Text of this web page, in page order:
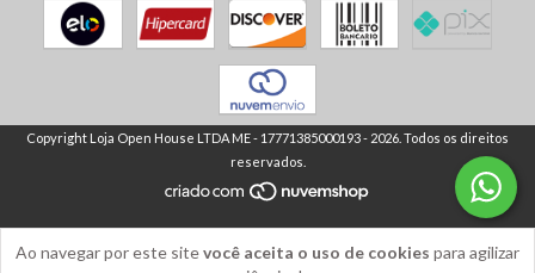
Ao navegar por este sitevocê aceita o uso de cookies para agilizar
Copyright Loja Open House LTDA ME - 17771385000193 - 2026. Todos os direitos
reservados.